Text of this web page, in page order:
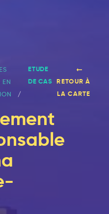
EN
ETUDE
DE CAS RETOUR À
LA CARTE